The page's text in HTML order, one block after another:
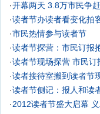
·开幕两天 3.8万市民争
·读者节办读者看变化拍
·市民热情参与读者节
·读者节探营：市民订报
·读者节现场探营 市民订
·读者接待室搬到读者节
·读者节侧记：报人和读
·2012读者节盛大启幕